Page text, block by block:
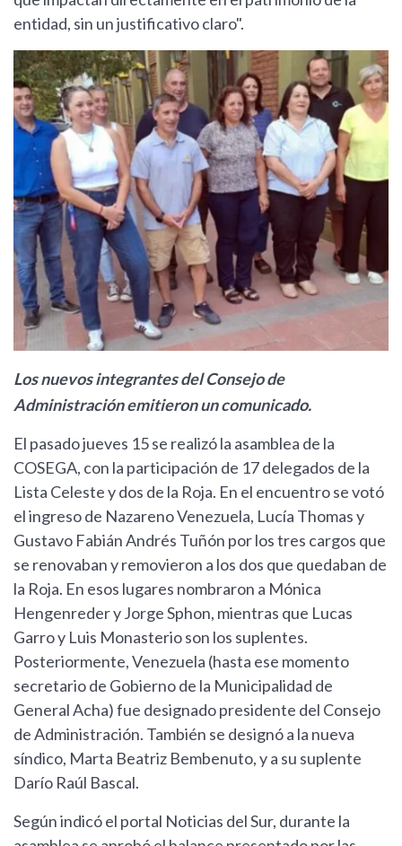
entidad, sin un justificativo claro".
Los nuevos integrantes del Consejo de
Administración emitieron un comunicado.
El pasado jueves 15 se realizó la asamblea de la
COSEGA, con la participación de 17 delegados de la
Lista Celeste y dos de la Roja. En el encuentro se votó
el ingreso de Nazareno Venezuela, Lucía Thomas y
Gustavo Fabián Andrés Tuñón por los tres cargos que
se renovaban y removieron a los dos que quedaban de
la Roja. En esos lugares nombraron a Mónica
Hengenreder y Jorge Sphon, mientras que Lucas
Garro y Luis Monasterio son los suplentes.
Posteriormente, Venezuela (hasta ese momento
secretario de Gobierno de la Municipalidad de
General Acha) fue designado presidente del Consejo
de Administración. También se designó a la nueva
síndico, Marta Beatriz Bembenuto, y a su suplente
Darío Raúl Bascal.
Según indicó el portal Noticias del Sur, durante la